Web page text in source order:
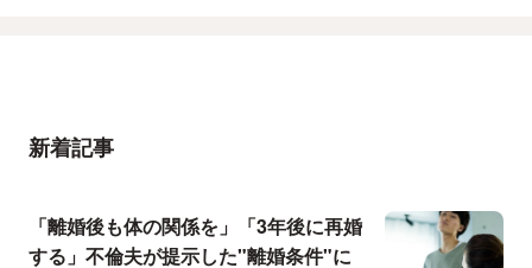
新着記事
「離婚後も体の関係を」「3年後に再婚
する」不倫夫が提示した"離婚条件"に